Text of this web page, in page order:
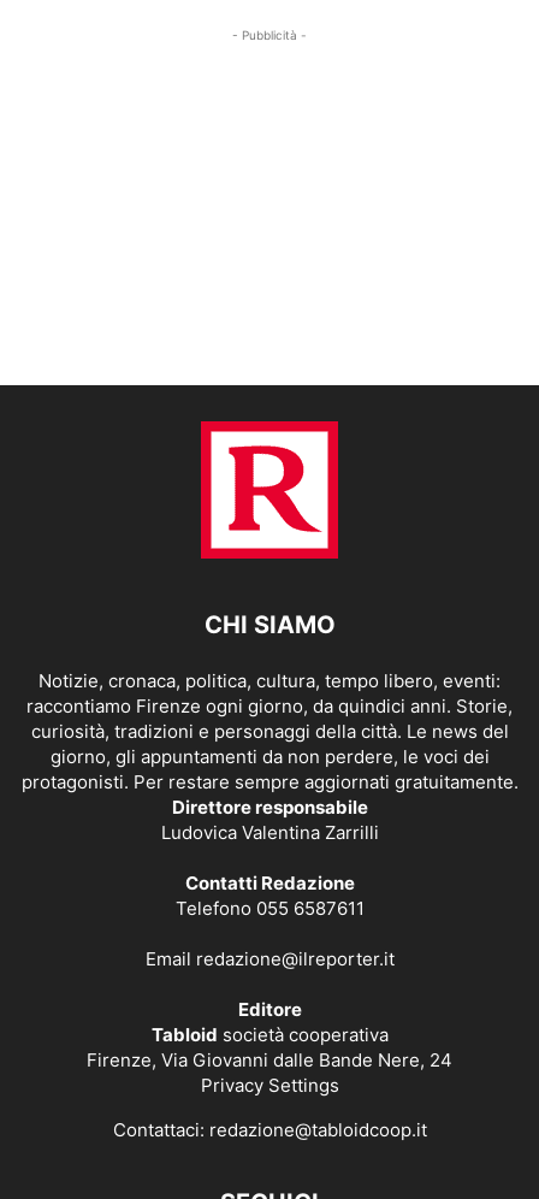
- Pubblicità -
CHI SIAMO
Notizie, cronaca, politica, cultura, tempo libero, eventi:
raccontiamo Firenze ogni giorno, da quindici anni. Storie,
curiosità, tradizioni e personaggi della città. Le news del
giorno, gli appuntamenti da non perdere, le voci dei
protagonisti. Per restare sempre aggiornati gratuitamente.
Direttore responsabile
Ludovica Valentina Zarrilli
Contatti Redazione
Telefono 055 6587611
Email redazione@ilreporter.it
Editore
Tabloid società cooperativa
Firenze, Via Giovanni dalle Bande Nere, 24
Privacy Settings
Contattaci: redazione@tabloidcoop.it